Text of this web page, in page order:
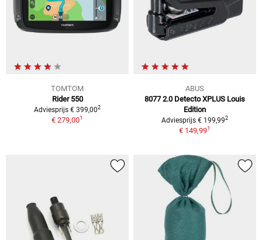
TOMTOM
Rider 550
Adviesprijs € 399,002
€ 279,001
ABUS
8077 2.0 Detecto XPLUS Louis
Edition
Adviesprijs € 199,992
€ 149,991